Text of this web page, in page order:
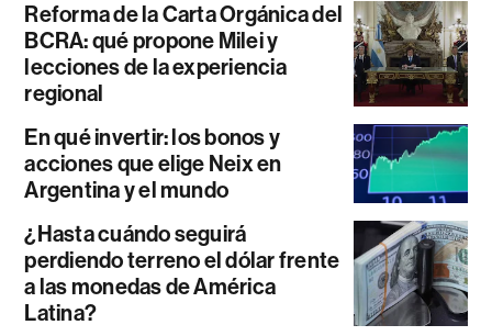
Reforma de la Carta Orgánica del
BCRA: qué propone Milei y
lecciones de la experiencia
regional
En qué invertir: los bonos y
acciones que elige Neix en
Argentina y el mundo
¿Hasta cuándo seguirá
perdiendo terreno el dólar frente
a las monedas de América
Latina?